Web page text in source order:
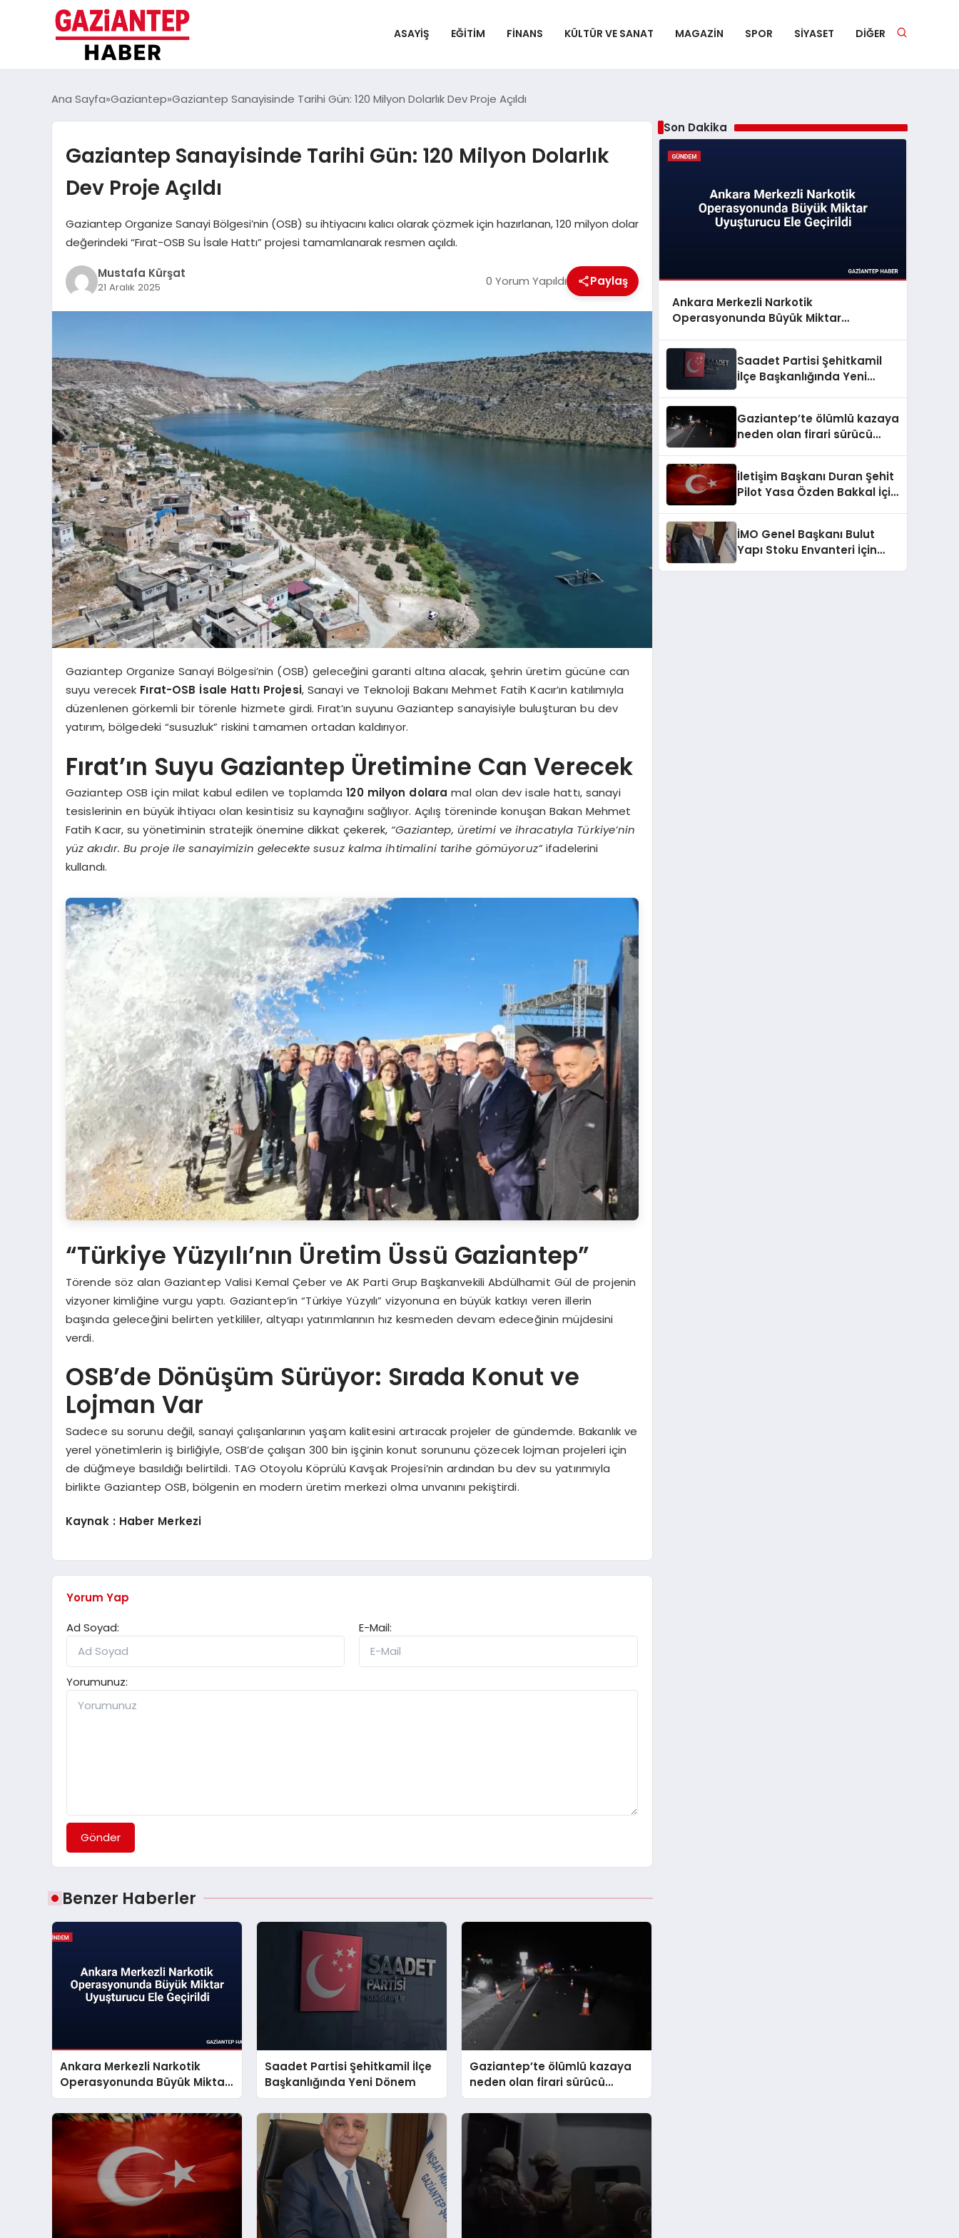
ASAYIŞ EĞITIM FINANS KÜLTÜR VE SANAT MAGAZIN SPOR SIYASET DIĞER
Ana Sayfa Gaziantep Gaziantep Sanayisinde Tarihi Gün: 120 Milyon Dolarlık Dev Proje Açıldı
Gaziantep Sanayisinde Tarihi Gün: 120 Milyon Dolarlık
Dev Proje Açıldı
Gaziantep Organize Sanayi Bölgesi’nin (OSB) su ihtiyacını kalıcı olarak çözmek için hazırlanan, 120 milyon dolar
değerindeki “Fırat-OSB Su İsale Hattı” projesi tamamlanarak resmen açıldı.
Mustafa Kürşat
21 Aralık 2025 0 Yorum Yapıldı Paylaş
Gaziantep Organize Sanayi Bölgesi’nin (OSB) geleceğini garanti altına alacak, şehrin üretim gücüne can
suyu verecek Fırat-OSB İsale Hattı Projesi, Sanayi ve Teknoloji Bakanı Mehmet Fatih Kacır’ın katılımıyla
düzenlenen görkemli bir törenle hizmete girdi. Fırat’ın suyunu Gaziantep sanayisiyle buluşturan bu dev
yatırım, bölgedeki “susuzluk” riskini tamamen ortadan kaldırıyor.
Fırat’ın Suyu Gaziantep Üretimine Can Verecek
Gaziantep OSB için milat kabul edilen ve toplamda120 milyon dolara mal olan dev isale hattı, sanayi
tesislerinin en büyük ihtiyacı olan kesintisiz su kaynağını sağlıyor. Açılış töreninde konuşan Bakan Mehmet
Fatih Kacır, su yönetiminin stratejik önemine dikkat çekerek, “Gaziantep, üretimi ve ihracatıyla Türkiye’nin
yüz akıdır. Bu proje ile sanayimizin gelecekte susuz kalma ihtimalini tarihe gömüyoruz”ifadelerini
kullandı.
“Türkiye Yüzyılı’nın Üretim Üssü Gaziantep”
Törende söz alan Gaziantep Valisi Kemal Çeber ve AK Parti Grup Başkanvekili Abdülhamit Gül de projenin
vizyoner kimliğine vurgu yaptı. Gaziantep’in “Türkiye Yüzyılı” vizyonuna en büyük katkıyı veren illerin
başında geleceğini belirten yetkililer, altyapı yatırımlarının hız kesmeden devam edeceğinin müjdesini
verdi.
OSB’de Dönüşüm Sürüyor: Sırada Konut ve
Lojman Var
Sadece su sorunu değil, sanayi çalışanlarının yaşam kalitesini artıracak projeler de gündemde. Bakanlık ve
yerel yönetimlerin iş birliğiyle, OSB’de çalışan 300 bin işçinin konut sorununu çözecek lojman projeleri için
de düğmeye basıldığı belirtildi. TAG Otoyolu Köprülü Kavşak Projesi’nin ardından bu dev su yatırımıyla
birlikte Gaziantep OSB, bölgenin en modern üretim merkezi olma unvanını pekiştirdi.
Kaynak : Haber Merkezi
Yorum Yap
Ad Soyad:
E-Mail:
Yorumunuz:
Gönder
Benzer Haberler
Ankara Merkezli Narkotik
Operasyonunda Büyük Miktar
Uyuşturucu Ele Geçirildi
Saadet Partisi Şehitkamil İlçe
Başkanlığında Yeni Dönem
Gaziantep’te ölümlü kazaya
neden olan firari sürücü
yakalandı
Son Dakika
Ankara Merkezli Narkotik
Operasyonunda Büyük Miktar
Saadet Partisi Şehitkamil
İlçe Başkanlığında Yeni
Gaziantep’te ölümlü kazaya
neden olan firari sürücü
İletişim Başkanı Duran Şehit
Pilot Yasa Özden Bakkal İçin
İMO Genel Başkanı Bulut
Yapı Stoku Envanteri İçin